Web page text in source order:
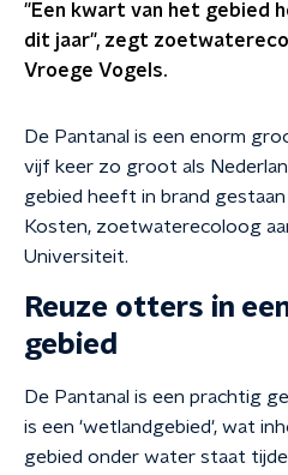
"Een kwart van het gebied
dit jaar", zegt
Vroege Vogels.
De Pantanal is een enorm
vijf keer zo groot als
gebied heeft in brand
Kosten, zoetwaterecoloog
Universiteit.
Reuze otters in
gebied
De Pantanal is een prachtig
is een 'wetlandgebied', wat
gebied onder water staat